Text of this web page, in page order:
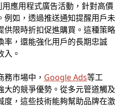
應用程式廣告活動，針對高價
例如，透過推送通知提醒用戶未
供限時折扣促進購買。這種策略
率，還能強化用戶的長期忠誠
入。
市場中， Google Ads等工
大的競爭優勢。從多元管道觸及
度，這些技術能夠幫助品牌在激